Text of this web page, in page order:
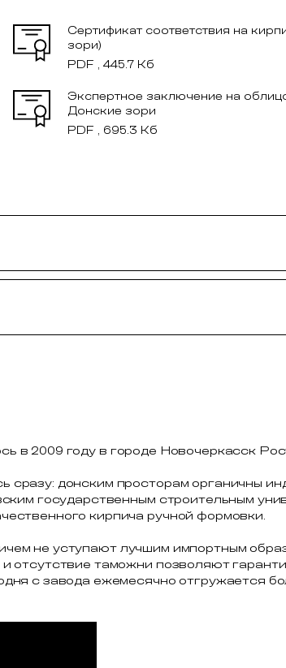
Сертификат соответствия на
зори)
PDF , 445.7 Кб
Экспертное заключение на
Донские зори
PDF , 695.3 Кб
в 2009 году в городе Новочеркасск
донским просторам органичны
государственным строительным
кирпича ручной формовки.
не уступают лучшим импортным
отсутствие таможни позволяют
с завода ежемесячно отгружается